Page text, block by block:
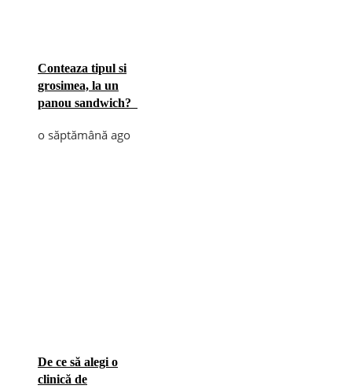
Conteaza tipul si
grosimea, la un
panou sandwich?
o săptămână ago
De ce să alegi o
clinică de